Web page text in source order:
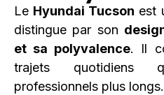
Le Hyundai Tucson est
distingue par son
et sa polyvalence. Il
trajets quotidiens
professionnels plus longs.